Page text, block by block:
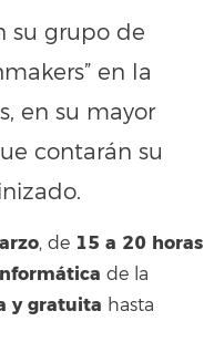
su grupo de
en la
en su mayor
contarán su
, de 15 a 20 horas
de la
y gratuita hasta